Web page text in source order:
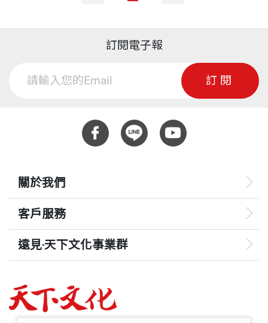
訂閱電子報
訂閱
關於我們
客戶服務
遠見‧天下文化事業群
哈佛商業評論